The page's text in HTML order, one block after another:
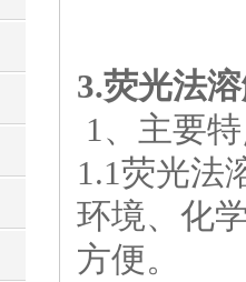
3.荧光法
1、主要
1.1荧光法
环境、化
方便。